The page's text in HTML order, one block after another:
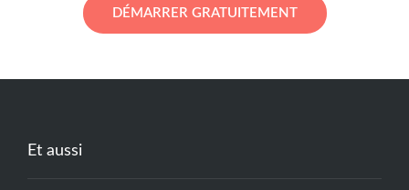
DÉMARRER GRATUITEMENT
Et aussi